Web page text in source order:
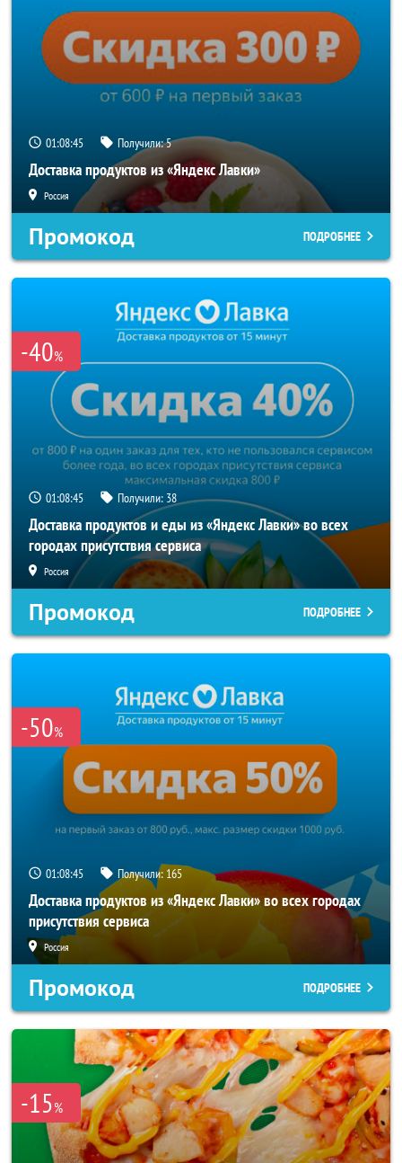
01:08:44 Получили:5
Доставка продуктов из «Яндекс Лавки»
Россия
Промокод ПОДРОБНЕЕ
-40%
01:08:44 Получили: 38
Доставка продуктов и еды из «Яндекс Лавки» во всех
городах присутствия сервиса
Россия
Промокод ПОДРОБНЕЕ
-50%
01:08:44 Получили: 165
Доставка продуктов из «Яндекс Лавки» во всех городах
присутствия сервиса
Россия
Промокод ПОДРОБНЕЕ
-15%